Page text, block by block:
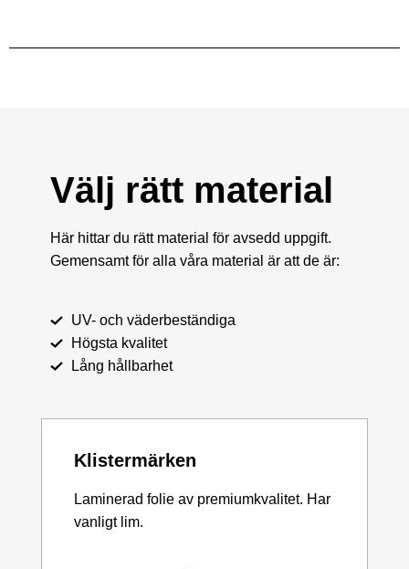
Välj rätt material
Här hittar du rätt material för avsedd uppgift.
Gemensamt för alla våra material är att de är:
UV- och väderbeständiga
Högsta kvalitet
Lång hållbarhet
Klistermärken
Laminerad folie av premiumkvalitet. Har
vanligt lim.